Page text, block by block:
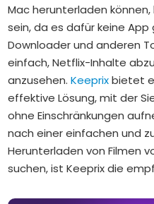
Mac herunterladen können
sein, da es dafür keine
Downloader und anderen
einfach, Netflix-Inhalte
anzusehen.Keeprixbietet
effektive Lösung, mit der
ohne Einschränkungen
nach einer einfachen und
Herunterladen von Filmen
suchen, ist Keeprix die